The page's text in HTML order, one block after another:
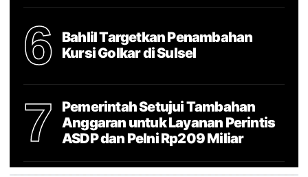
6
Bahlil Targetkan Penambahan
Kursi Golkar di Sulsel
7
Pemerintah Setujui Tambahan
Anggaran untuk Layanan Perintis
ASDP dan Pelni Rp209 Miliar